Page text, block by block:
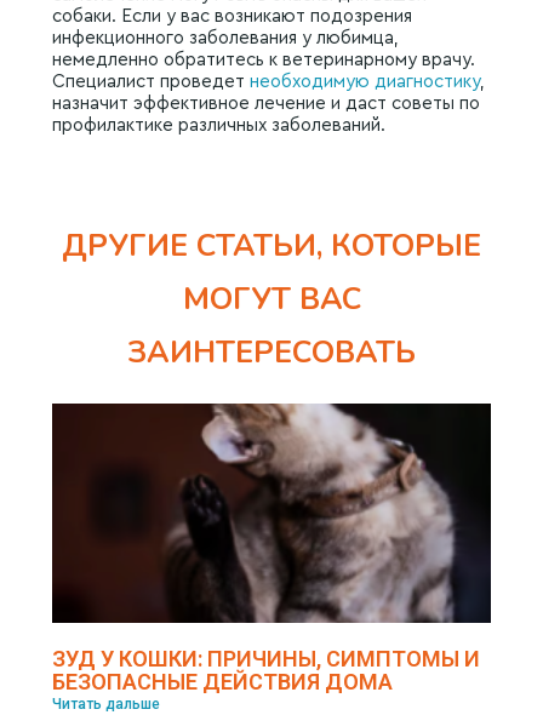
собаки. Если у вас возникают подозрения
инфекционного заболевания у любимца,
немедленно обратитесь к ветеринарному врачу.
Специалист проведет необходимую диагностику,
назначит эффективное лечение и даст советы по
профилактике различных заболеваний.
ДРУГИЕ СТАТЬИ, КОТОРЫЕ
МОГУТ ВАС
ЗАИНТЕРЕСОВАТЬ
ЗУД У КОШКИ: ПРИЧИНЫ, СИМПТОМЫ И
БЕЗОПАСНЫЕ ДЕЙСТВИЯ ДОМА
Читать дальше